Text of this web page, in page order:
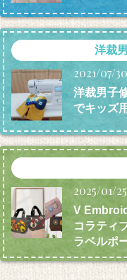
洋裁
2021/07/30
洋裁男子
でキッズ
2025/01/25
V
コラティ
ラベルポ